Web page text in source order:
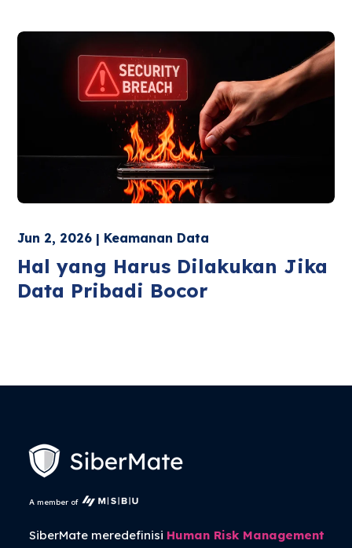
Jun 2, 2026 | Keamanan Data
Hal yang Harus Dilakukan Jika
Data Pribadi Bocor
A member of
SiberMate meredefinisi Human Risk Management